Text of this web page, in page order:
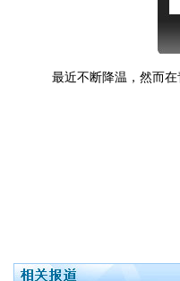
最近不断降温，然而在